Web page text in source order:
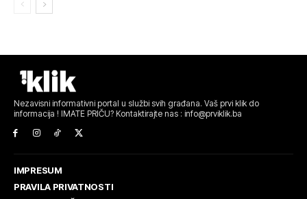
Nezavisni informativni portal u službi svih građana. Vaš prvi klik do
informacija ! IMATE PRIČU? Kontaktirajte nas : info@prviklik.ba
IMPRESUM
PRAVILA PRIVATNOSTI